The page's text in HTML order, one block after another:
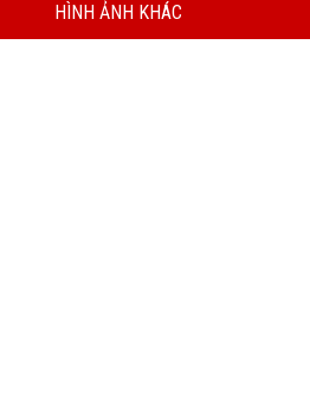
HÌNH ẢNH KHÁC